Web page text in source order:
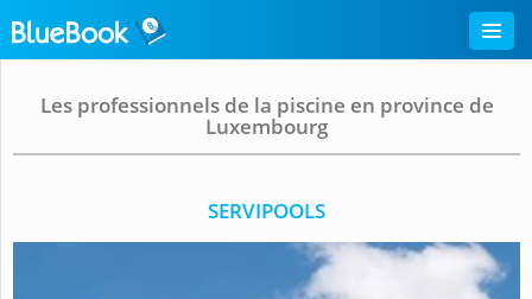
Les professionnels de la piscine en province de
Luxembourg
SERVIPOOLS